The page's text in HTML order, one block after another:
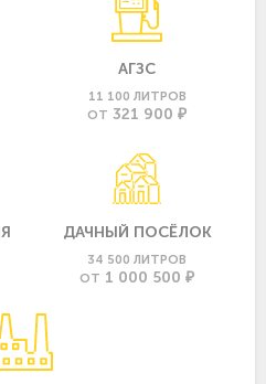
АГЗС
11 100 ЛИТРОВ
ОТ 321 900 ₽
ДАЧНЫЙ ПОСЁЛОК
34 500 ЛИТРОВ
ОТ 1 000 500 ₽